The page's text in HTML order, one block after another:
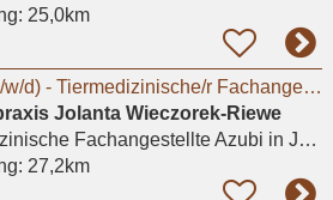
25,0km
Azubi (m/w/d) - Tiermedizinische/r Fachangestellte/r 2026 - Praktikum möglich
Jolanta Wieczorek-Riewe
Fachangestellte Azubi in Jülich
27,2km